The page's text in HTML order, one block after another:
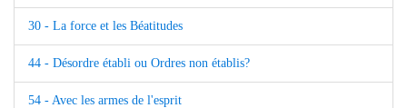
30 - La force et les Béatitudes
44 - Désordre établi ou Ordres non établis?
54 - Avec les armes de l'esprit